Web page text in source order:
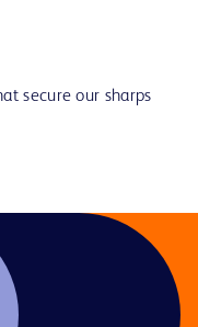
secure our sharps